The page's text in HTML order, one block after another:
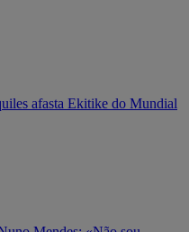
afasta Ekitike do Mundial